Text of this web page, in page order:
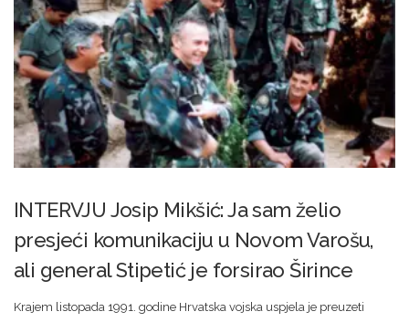
INTERVJU Josip Mikšić: Ja sam želio
presjeći komunikaciju u Novom Varošu,
ali general Stipetić je forsirao Širince
Krajem listopada 1991. godine Hrvatska vojska uspjela je preuzeti